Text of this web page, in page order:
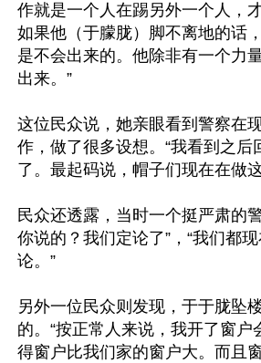
作就是一个人在踢另外一个人，
如果他（于朦胧）脚不离地的话
是不会出来的。他除非有一个力
出来。”
这位民众说，她亲眼看到警察在
作，做了很多设想。“我看到之后
了。最起码说，帽子们现在在做
民众还透露，当时一个挺严肃的
你说的？我们定论了”，“我们都
论。”
另外一位民众则发现，于于胧坠
的。“按正常人来说，我开了窗户
得窗户比我们家的窗户大。而且